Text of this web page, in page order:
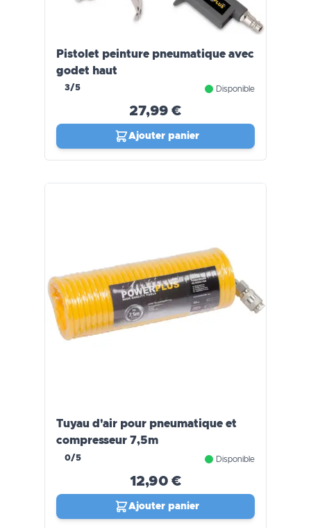
Pistolet peinture pneumatique avec
godet haut
3/5 Disponible
27,99 €
Ajouter panier
Tuyau d'air pour pneumatique et
compresseur 7,5m
0/5 Disponible
12,90 €
Ajouter panier